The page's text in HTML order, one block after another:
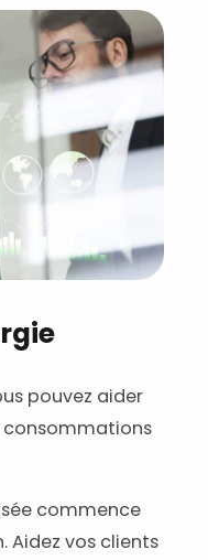
pouvez aider
consommations
commence
Aidez vos clients